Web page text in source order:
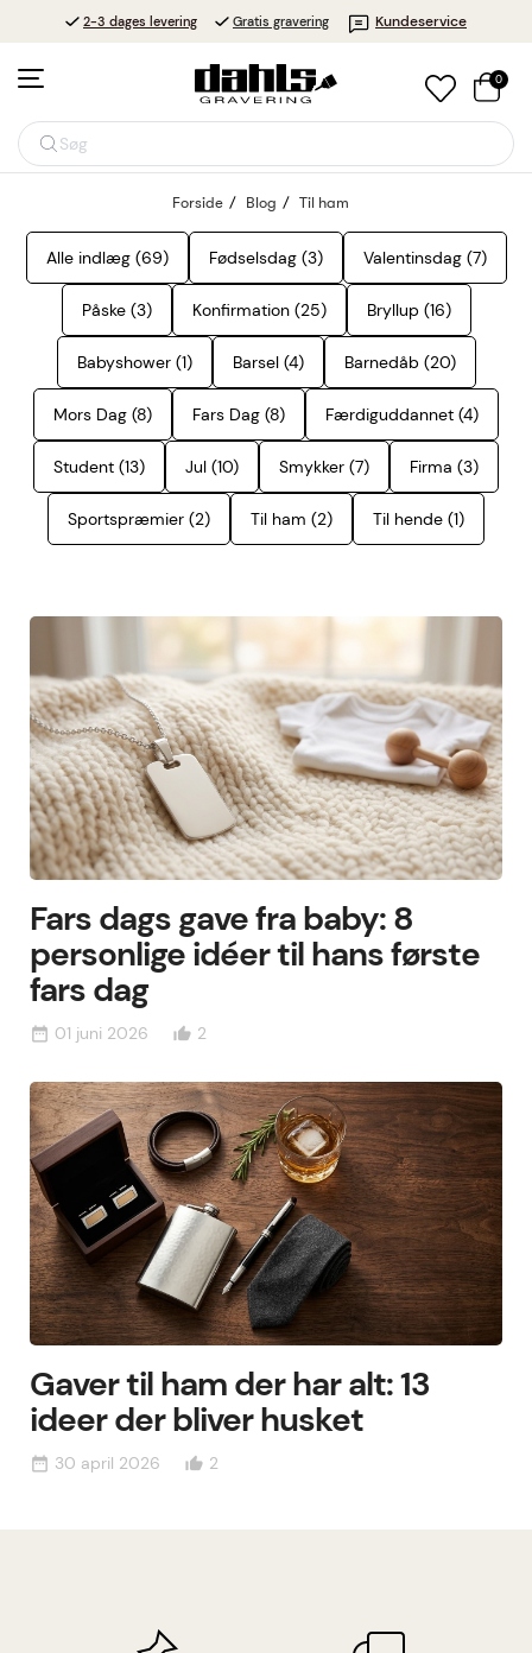
2-3 dages levering Gratis gravering Kundeservice
Søg
0
Forside Blog Til ham
Alle indlæg (69) Fødselsdag (3) Valentinsdag (7)
Påske (3) Konfirmation (25) Bryllup (16)
Babyshower (1) Barsel (4) Barnedåb (20)
Mors Dag (8) Fars Dag (8) Færdiguddannet (4)
Student (13) Jul (10) Smykker (7) Firma (3)
Sportspræmier (2) Til ham (2) Til hende (1)
Fars dags gave fra baby: 8
personlige idéer til hans første
fars dag
date_range 01 juni 2026 thumb_up_alt 2
Gaver til ham der har alt: 13
ideer der bliver husket
date_range 30 april 2026 thumb_up_alt 2